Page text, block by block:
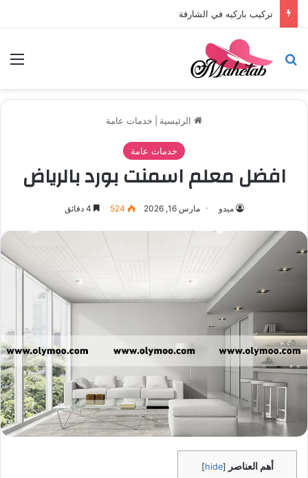
تركيب باركيه في الشارقة
بحث عن
الرئيسية خدمات عامة
خدمات عامة
افضل معلم اسمنت بورد بالرياض
ميدو مارس 16, 2026 524
أهم العناصر [
hide
]